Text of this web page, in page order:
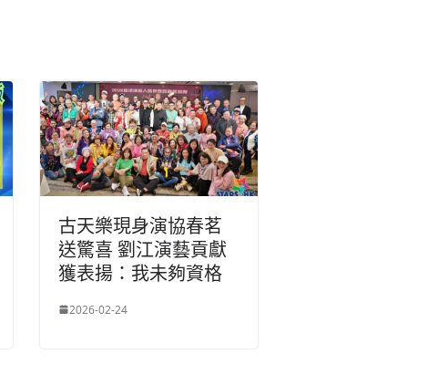
古天樂現身演協春茗
送驚喜 劉江演藝貢獻
獲表揚：我未夠資格
2026-02-24